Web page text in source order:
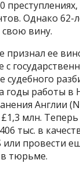
Однако 62-
свою вину.
признал ее
с
годы работы
Англии
млн.
тыс. в
или провести
тюрьме.